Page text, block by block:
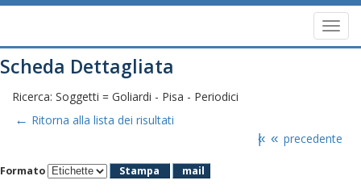
Scheda Dettagliata
Ricerca: Soggetti = Goliardi - Pisa - Periodici
← Ritorna alla lista dei risultati
|« « precedente
Formato Stampa mail